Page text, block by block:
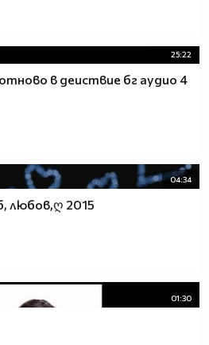
25:22
в деиствие бг аудио 4
04:34
любов,ღ 2015
01:30